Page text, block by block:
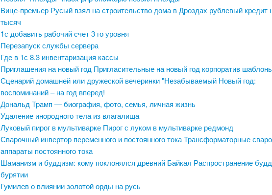
Вице-премьер Русый взял на строительство дома в Дроздах рублевый кредит
тысяч
1с добавить рабочий счет 3 го уровня
Перезапуск службы сервера
Где в 1с 8.3 инвентаризация кассы
Приглашения на новый год Пригласительные на новый год корпоратив
Сценарий домашней или дружеской вечеринки "Незабываемый Новый год:
воспоминаний – на год вперед!
Дональд Трамп — биография, фото, семья, личная жизнь
Удаление инородного тела из влагалища
Луковый пирог в мультиварке Пирог с луком в мультиварке редмонд
Сварочный инвертор переменного и постоянного тока Трансформаторные
аппараты постоянного тока
Шаманизм и буддизм: кому поклонялся древний Байкал Распространение
бурятии
Гумилев о влиянии золотой орды на русь